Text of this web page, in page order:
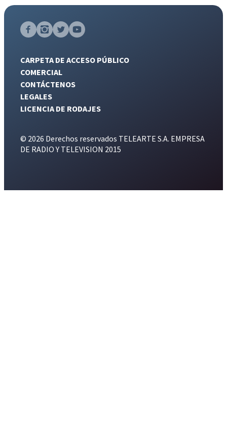
CARPETA DE ACCESO PÚBLICO
COMERCIAL
CONTÁCTENOS
LEGALES
LICENCIA DE RODAJES
© 2026 Derechos reservados TELEARTE S.A. EMPRESA
DE RADIO Y TELEVISION 2015